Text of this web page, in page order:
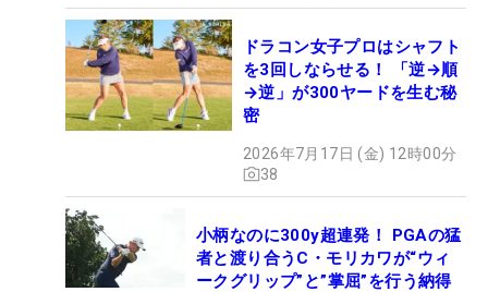
ドラコン女子プロはシャフト
を3回しならせる！ 「逆→順
→逆」が300ヤードを生む秘
密
2026年7月17日 (金) 12時00分
38
小柄なのに300y超連発！ PGAの猛
者と渡り合うC・モリカワが“ウィ
ークグリップ”と”掌屈”を行う納得